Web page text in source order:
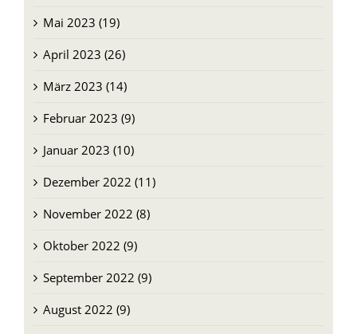
Mai 2023 (19)
April 2023 (26)
März 2023 (14)
Februar 2023 (9)
Januar 2023 (10)
Dezember 2022 (11)
November 2022 (8)
Oktober 2022 (9)
September 2022 (9)
August 2022 (9)